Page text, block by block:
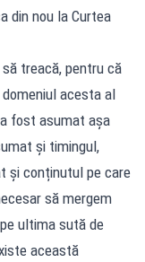
din nou la Curtea
să treacă, pentru că
domeniul acesta al
fost asumat așa
și timingul,
și conținutul pe care
să mergem
ultima sută de
această